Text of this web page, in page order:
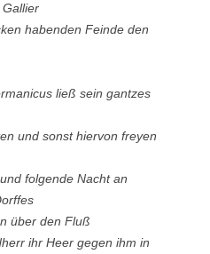
habenden Feinde den
ließ sein gantzes
und sonst hiervon freyen
folgende Nacht an
über den Fluß
ihr Heer gegen ihm in